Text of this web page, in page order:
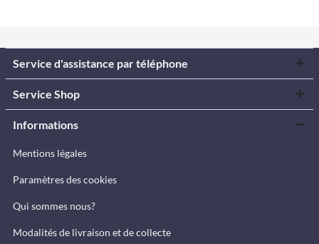
Service d'assistance par téléphone
Service Shop
Informations
Mentions légales
Paramètres des cookies
Qui sommes nous?
Modalités de livraison et de collecte